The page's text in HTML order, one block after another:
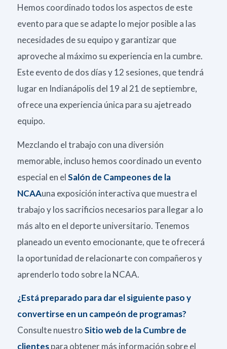
Hemos coordinado todos los aspectos de este
evento para que se adapte lo mejor posible a las
necesidades de su equipo y garantizar que
aproveche al máximo su experiencia en la cumbre.
Este evento de dos días y 12 sesiones, que tendrá
lugar en Indianápolis del 19 al 21 de septiembre,
ofrece una experiencia única para su ajetreado
equipo.
Mezclando el trabajo con una diversión
memorable, incluso hemos coordinado un evento
especial en elSalón de Campeones de la
NCAAuna exposición interactiva que muestra el
trabajo y los sacrificios necesarios para llegar a lo
más alto en el deporte universitario. Tenemos
planeado un evento emocionante, que te ofrecerá
la oportunidad de relacionarte con compañeros y
aprenderlo todo sobre la NCAA.
¿Está preparado para dar el siguiente paso y
convertirse en un campeón de programas?
Consulte nuestroSitio web de la Cumbre de
clientespara obtener más información sobre el